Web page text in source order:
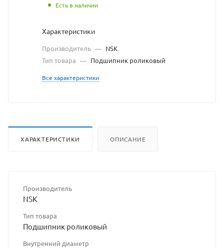
Есть в наличии
Характеристики
Производитель — NSK
Тип товара — Подшипник роликовый
Все характеристики
ХАРАКТЕРИСТИКИ ОПИСАНИЕ
Производитель
NSK
Тип товара
Подшипник роликовый
Внутренний диаметр